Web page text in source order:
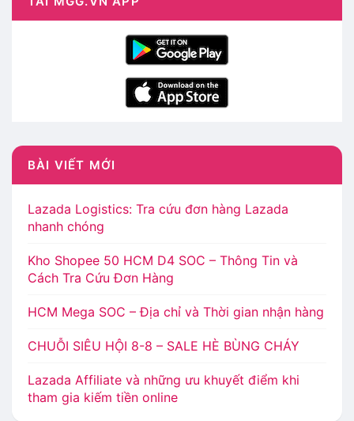
BÀI VIẾT MỚI
Lazada Logistics: Tra cứu đơn hàng Lazada
nhanh chóng
Kho Shopee 50 HCM D4 SOC – Thông Tin và
Cách Tra Cứu Đơn Hàng
HCM Mega SOC – Địa chỉ và Thời gian nhận hàng
CHUỖI SIÊU HỘI 8-8 – SALE HÈ BÙNG CHÁY
Lazada Affiliate và những ưu khuyết điểm khi
tham gia kiếm tiền online